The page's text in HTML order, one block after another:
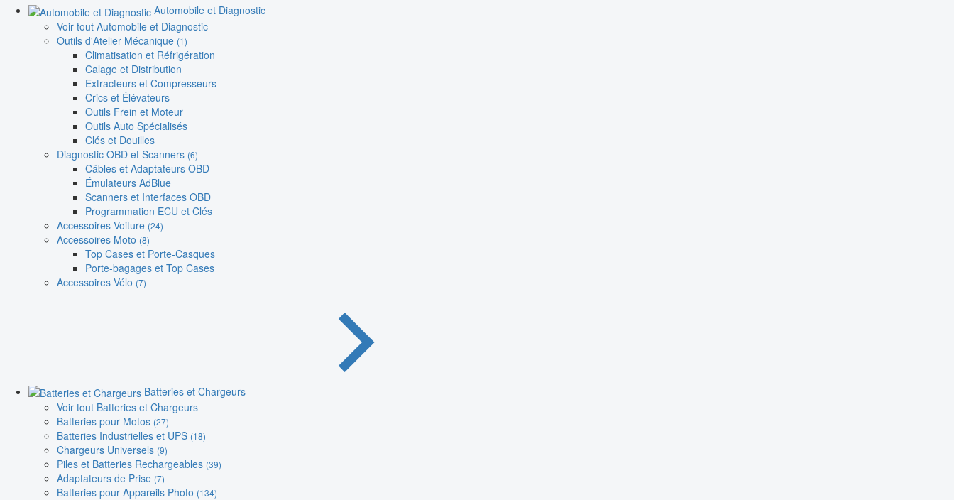
Automobile et Diagnostic
Voir tout Automobile et Diagnostic
Outils d'Atelier Mécanique (1)
Climatisation et Réfrigération
Calage et Distribution
Extracteurs et Compresseurs
Crics et Élévateurs
Outils Frein et Moteur
Outils Auto Spécialisés
Clés et Douilles
Diagnostic OBD et Scanners (6)
Câbles et Adaptateurs OBD
Émulateurs AdBlue
Scanners et Interfaces OBD
Programmation ECU et Clés
Accessoires Voiture (24)
Accessoires Moto (8)
Top Cases et Porte-Casques
Porte-bagages et Top Cases
Accessoires Vélo (7)
Batteries et Chargeurs
Voir tout Batteries et Chargeurs
Batteries pour Motos (27)
Batteries Industrielles et UPS (18)
Chargeurs Universels (9)
Piles et Batteries Rechargeables (39)
Adaptateurs de Prise (7)
Batteries pour Appareils Photo (134)